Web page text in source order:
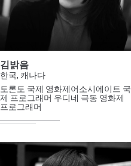
김밝음
한국, 캐나다
토론토 국제 영화제어소시에이트 국
제 프로그래머 우디네 극동 영화제
프로그래머